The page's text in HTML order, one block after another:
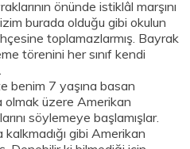
önünde istiklâl marşını
burada olduğu gibi okulun
toplamazlarmış. Bayrak
törenini her sınıf kendi
benim 7 yaşına basan
olmak üzere Amerikan
söylemeye başlamışlar.
gibi Amerikan